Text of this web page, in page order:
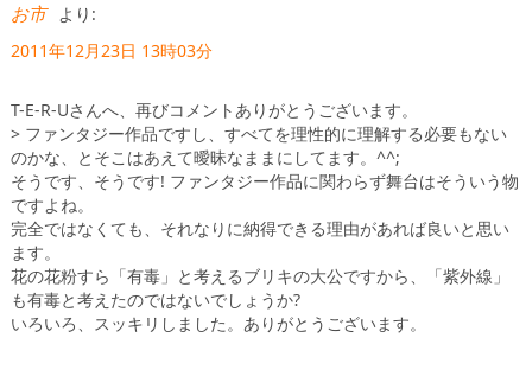
お市 より:
2011年12月23日 13時03分
T-E-R-Uさんへ、再びコメントありがとうございます。
> ファンタジー作品ですし、すべてを理性的に理解する必要もない
のかな、とそこはあえて曖昧なままにしてます。^^;
そうです、そうです! ファンタジー作品に関わらず舞台はそういう物
ですよね。
完全ではなくても、それなりに納得できる理由があれば良いと思い
ます。
花の花粉すら「有毒」と考えるブリキの大公ですから、「紫外線」
も有毒と考えたのではないでしょうか?
いろいろ、スッキリしました。ありがとうございます。